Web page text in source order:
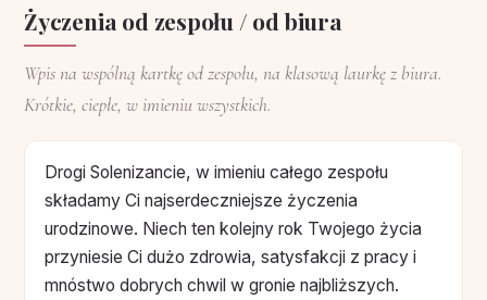
Życzenia od zespołu / od biura
Wpis na wspólną kartkę od zespołu, na klasową laurkę z biura.
Krótkie, ciepłe, w imieniu wszystkich.
Drogi Solenizancie, w imieniu całego zespołu
składamy Ci najserdeczniejsze życzenia
urodzinowe. Niech ten kolejny rok Twojego życia
przyniesie Ci dużo zdrowia, satysfakcji z pracy i
mnóstwo dobrych chwil w gronie najbliższych.